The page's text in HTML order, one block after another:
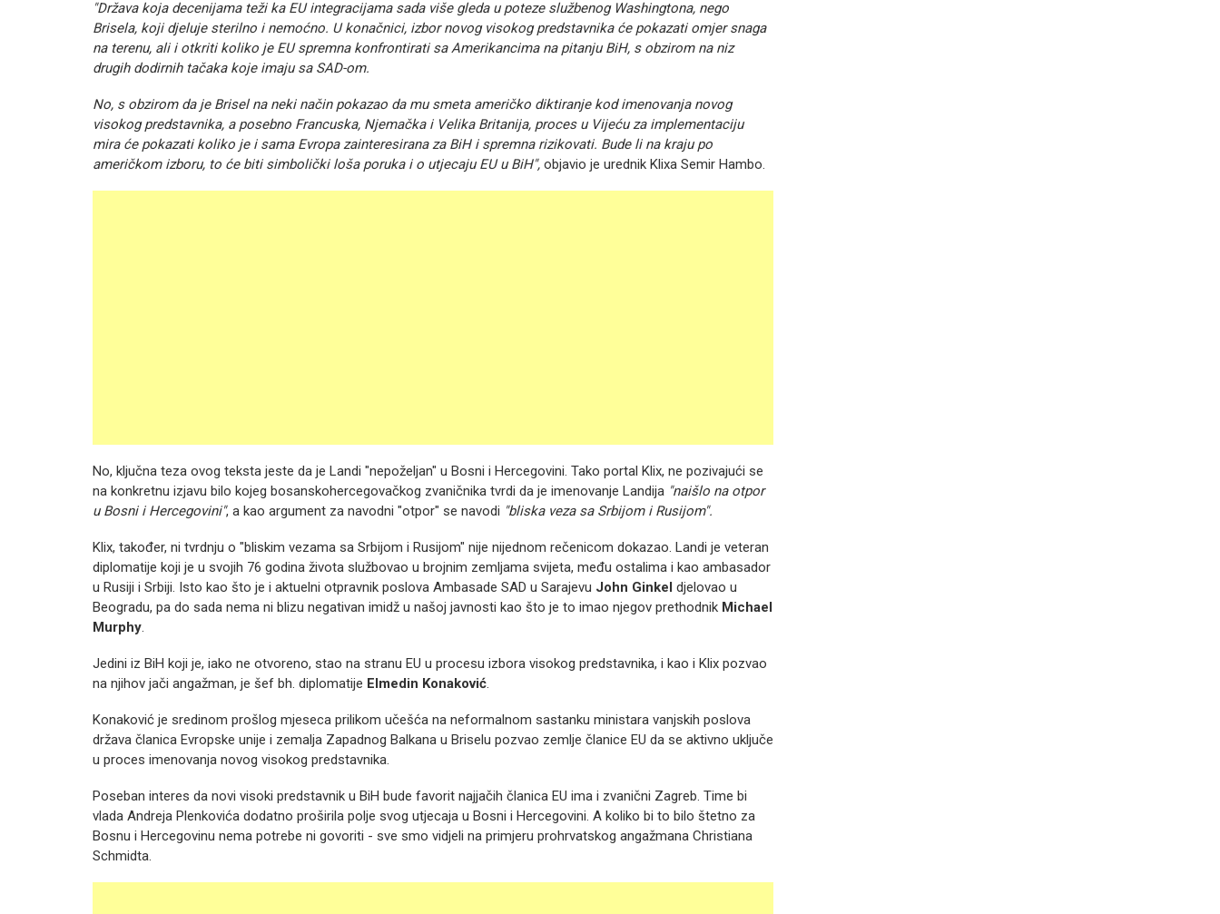
"Država koja decenijama teži ka EU integracijama sada više gleda u poteze službenog Washingtona, nego
Brisela, koji djeluje sterilno i nemoćno. U konačnici, izbor novog visokog predstavnika će pokazati omjer snaga
na terenu, ali i otkriti koliko je EU spremna konfrontirati sa Amerikancima na pitanju BiH, s obzirom na niz
drugih dodirnih tačaka koje imaju sa SAD-om.
No, s obzirom da je Brisel na neki način pokazao da mu smeta američko diktiranje kod imenovanja novog
visokog predstavnika, a posebno Francuska, Njemačka i Velika Britanija, proces u Vijeću za implementaciju
mira će pokazati koliko je i sama Evropa zainteresirana za BiH i spremna rizikovati. Bude li na kraju po
američkom izboru, to će biti simbolički loša poruka i o utjecaju EU u BiH", objavio je urednik Klixa Semir Hambo.
No, ključna teza ovog teksta jeste da je Landi "nepoželjan" u Bosni i Hercegovini. Tako portal Klix, ne pozivajući se
na konkretnu izjavu bilo kojeg bosanskohercegovačkog zvaničnika tvrdi da je imenovanje Landija "naišlo na otpor
u Bosni i Hercegovini", a kao argument za navodni "otpor" se navodi "bliska veza sa Srbijom i Rusijom".
Klix, također, ni tvrdnju o "bliskim vezama sa Srbijom i Rusijom" nije nijednom rečenicom dokazao. Landi je veteran
diplomatije koji je u svojih 76 godina života službovao u brojnim zemljama svijeta, među ostalima i kao ambasador
u Rusiji i Srbiji. Isto kao što je i aktuelni otpravnik poslova Ambasade SAD u Sarajevu John Ginkel djelovao u
Beogradu, pa do sada nema ni blizu negativan imidž u našoj javnosti kao što je to imao njegov prethodnik Michael
Murphy.
Jedini iz BiH koji je, iako ne otvoreno, stao na stranu EU u procesu izbora visokog predstavnika, i kao i Klix pozvao
na njihov jači angažman, je šef bh. diplomatije Elmedin Konaković.
Konaković je sredinom prošlog mjeseca prilikom učešća na neformalnom sastanku ministara vanjskih poslova
država članica Evropske unije i zemalja Zapadnog Balkana u Briselu pozvao zemlje članice EU da se aktivno uključe
u proces imenovanja novog visokog predstavnika.
Poseban interes da novi visoki predstavnik u BiH bude favorit najjačih članica EU ima i zvanični Zagreb. Time bi
vlada Andreja Plenkovića dodatno proširila polje svog utjecaja u Bosni i Hercegovini. A koliko bi to bilo štetno za
Bosnu i Hercegovinu nema potrebe ni govoriti - sve smo vidjeli na primjeru prohrvatskog angažmana Christiana
Schmidta.